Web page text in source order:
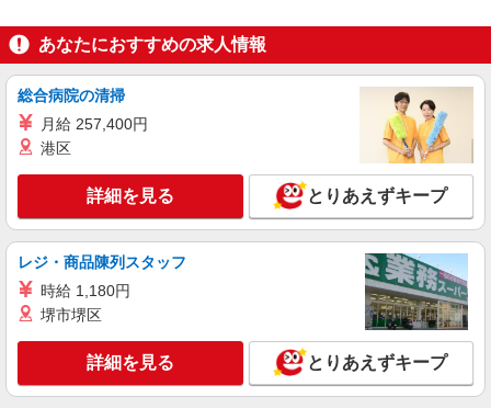
時間 （18:00〜翌07:59の時間帯） ・ICT手
当:2,000円/月 ・深夜割増は別途支給 ・ケア→ケ
トベース横濱根岸
キープ 詳細を見る
パート
ツクイ横浜伊勢佐木（訪問介護）
訪問介護 ホームヘルパー 土日祝日限定
時給1,405円〜1,992円 ・特定事業所加算手
当:60円/時間 ・身体介護手当:500円/時間 ・早朝夜
間深夜手当:300円/時間 （18:00〜翌07:59の時間
帯） ・ICT手当:2,000円/月 ・深夜割増は別途支給
・ケア→ケアの移動時間も賃金（時給）を支給 ・
土日祝日手当:100円/時間含む ※給与幅は資格・経
神奈川県横浜市中区長者町9-175 第10吉田ビ
詳細を見る
株式会社kotrio /●YK-H-1955270
あなたにおすすめの求人情報
総合病院の清掃
月給 257,400円
港区
詳細を見る とりあえずキープ
レジ・商品陳列スタッフ
時給 1,180円
堺市堺区
詳細を見る とりあえずキープ